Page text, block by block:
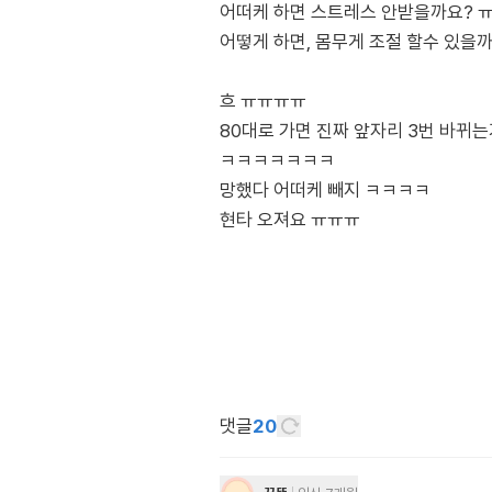
어떠케 하면 스트레스 안받을까요?
어떻게 하면, 몸무게 조절 할수 있을
흐 ㅠㅠㅠㅠ
80대로 가면 진짜 앞자리 3번 바뀌는
ㅋㅋㅋㅋㅋㅋㅋ
망했다 어떠케 빼지 ㅋㅋㅋㅋ
현타 오져요 ㅠㅠㅠ
댓글20